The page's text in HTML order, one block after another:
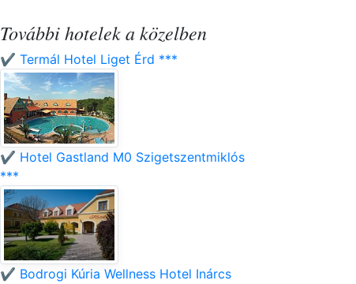
További hotelek a közelben
✔️ Termál Hotel Liget Érd ***
✔️ Hotel Gastland M0 Szigetszentmiklós
***
✔️ Bodrogi Kúria Wellness Hotel Inárcs